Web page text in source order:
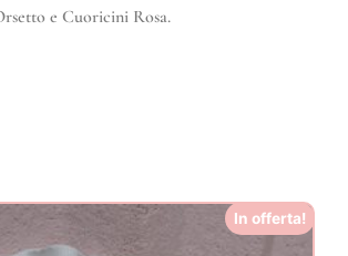
e Cuoricini Rosa.
In offerta!